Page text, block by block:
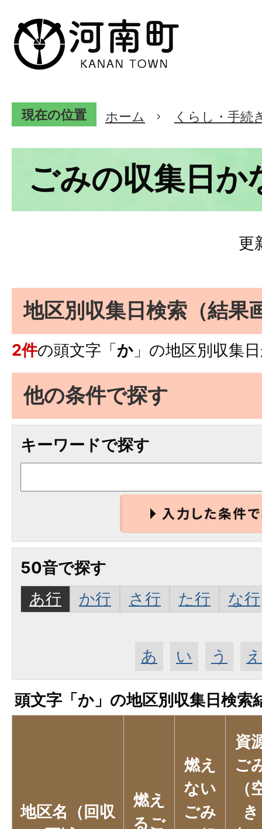
現在の位置 ホーム くらし・手続
ごみの収集日か
更
地区別収集日検索 （結果
2件の頭文字「か 」の地区別収集日
他の条件で探す
キーワードで探す
50音で探す
あ行
か行 さ行 た行 な行
あ い う え
頭文字「 か 」の地区別収集日検索
地区名（回収
燃え
るご
燃え
ない
ごみ
資
ご
（
き